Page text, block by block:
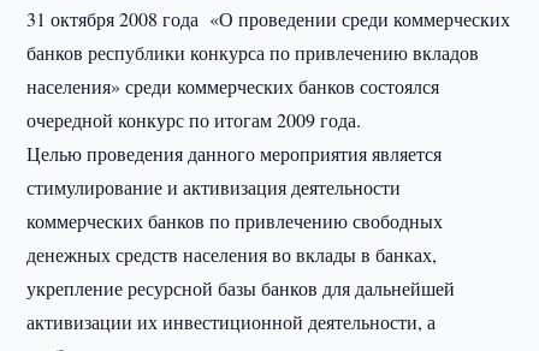
31 октября 2008 года «О проведении среди коммерческих
банков республики конкурса по привлечению вкладов
населения» среди коммерческих банков состоялся
очередной конкурс по итогам 2009 года.
Целью проведения данного мероприятия является
стимулирование и активизация деятельности
коммерческих банков по привлечению свободных
денежных средств населения во вклады в банках,
укрепление ресурсной базы банков для дальнейшей
активизации их инвестиционной деятельности, а